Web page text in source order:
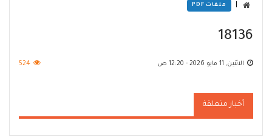
ملفات PDF
18136
الاثنين, 11 مايو 2026 - 12:20 ص 524
أخبار متعلقة